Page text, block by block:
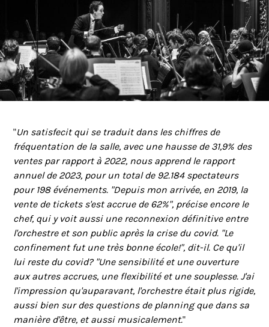
NOUS SOUTENIR
FR EN
"Un satisfecit qui se traduit dans les chiffres de
fréquentation de la salle, avec une hausse de 31,9% des
ventes par rapport à 2022, nous apprend le rapport
annuel de 2023, pour un total de 92.184 spectateurs
pour 198 événements. "Depuis mon arrivée, en 2019, la
vente de tickets s'est accrue de 62%", précise encore le
chef, qui y voit aussi une reconnexion définitive entre
l'orchestre et son public après la crise du covid. "Le
confinement fut une très bonne école!", dit-il. Ce qu'il
lui reste du covid? "Une sensibilité et une ouverture
aux autres accrues, une flexibilité et une souplesse. J'ai
l'impression qu'auparavant, l'orchestre était plus rigide,
aussi bien sur des questions de planning que dans sa
manière d'être, et aussi musicalement."